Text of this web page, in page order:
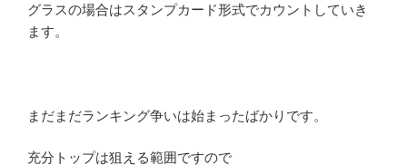
グラスの場合はスタンプカード形式でカウントしていき
ます。
まだまだランキング争いは始まったばかりです。
充分トップは狙える範囲ですので